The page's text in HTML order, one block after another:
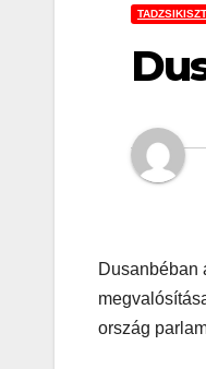
Dusanbéban
ország